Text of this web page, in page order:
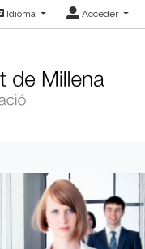
Idioma Acceder